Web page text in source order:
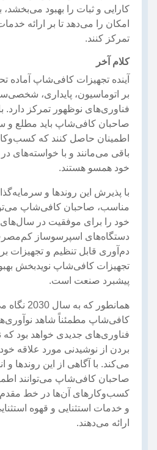
کارایی و ثبات را بهبود می‌بخشد،
امکان را می‌دهد تا بر ارائه
تمرکز کنند.
کلام آخر
آینده تجهیزات کافی‌شاپ
بر اتوماسیون، پایداری،
فناوری‌های نوظهور تمرکز دارد.
صاحبان کافی‌شاپ باید مطلع و
اطمینان حاصل کنند که
باقی می‌مانند و با خواسته‌های
خود همسو هستند.
با پذیرش این روندها و
مناسب، صاحبان کافی‌شاپ
خود را برای موفقیت در سال‌های
دستگاه‌های اسپرسوساز
دم‌آوری قابل تنظیم و تجهیزات
تجهیزات کافی‌شاپ نویدبخش
پیشبرد صنعت است.
همانطور که
کافی‌شاپ مطمئناً شاهد
فناوری‌های جدیدی خواهد بود که
بردن از نوشیدنی مورد علاقه
می‌کند. با آگاهی از این روندها و
صاحبان کافی‌شاپ می‌توانند
کسب‌وکارهای آن‌ها در خط
و خدمات استثنایی و قهوه
ارائه می‌دهند.